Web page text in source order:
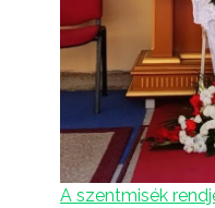
A szentmisék